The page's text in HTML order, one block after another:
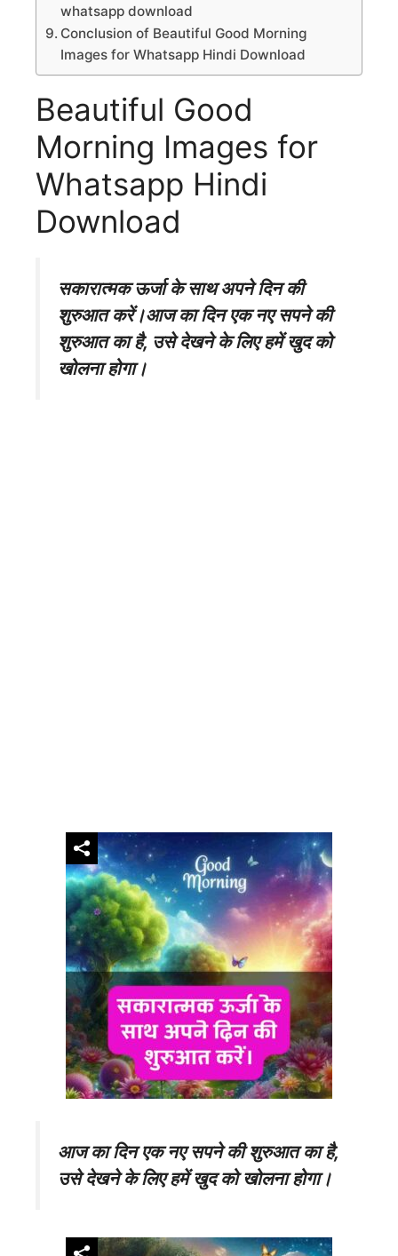
whatsapp download
Conclusion of Beautiful Good Morning
Images for Whatsapp Hindi Download
Beautiful Good
Morning Images for
Whatsapp Hindi
Download
सकारात्मक ऊर्जा के साथ अपने दिन की
शुरुआत करें।आज का दिन एक नए सपने की
शुरुआत का है, उसे देखने के लिए हमें खुद को
खोलना होगा।
आज का दिन एक नए सपने की शुरुआत का है,
उसे देखने के लिए हमें खुद को खोलना होगा।